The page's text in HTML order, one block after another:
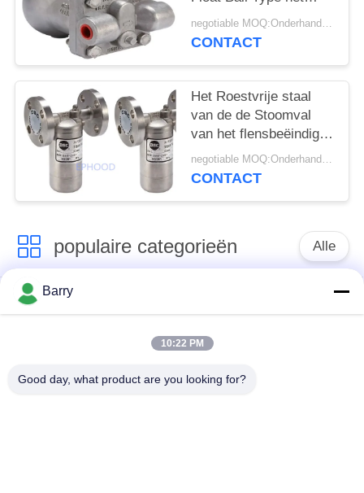
Roestvrije
staalmateriaal
negotiable MOQ:Onderhandeling
CONTACT
Het Roestvrije staal
van de de Stoomval
van het flensbeëindigen
701F DSC voor het
Condenseren van
negotiable MOQ:Onderhandeling
CONTACT
populaire categorieën Alle
Gasdrukregelaar
Barry
10:22 PM
Good day, what product are you looking for?